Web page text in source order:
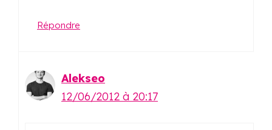
Répondre
Alekseo
12/06/2012 à 20:17